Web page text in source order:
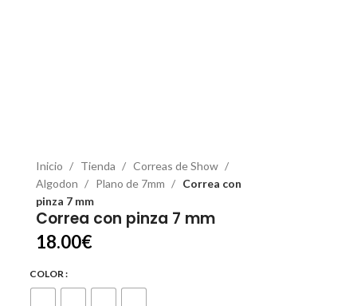
Inicio Tienda
Correas de Show
Algodon
Plano de 7mm
Correa con
pinza 7 mm
Correa con pinza 7 mm
18.00€
COLOR